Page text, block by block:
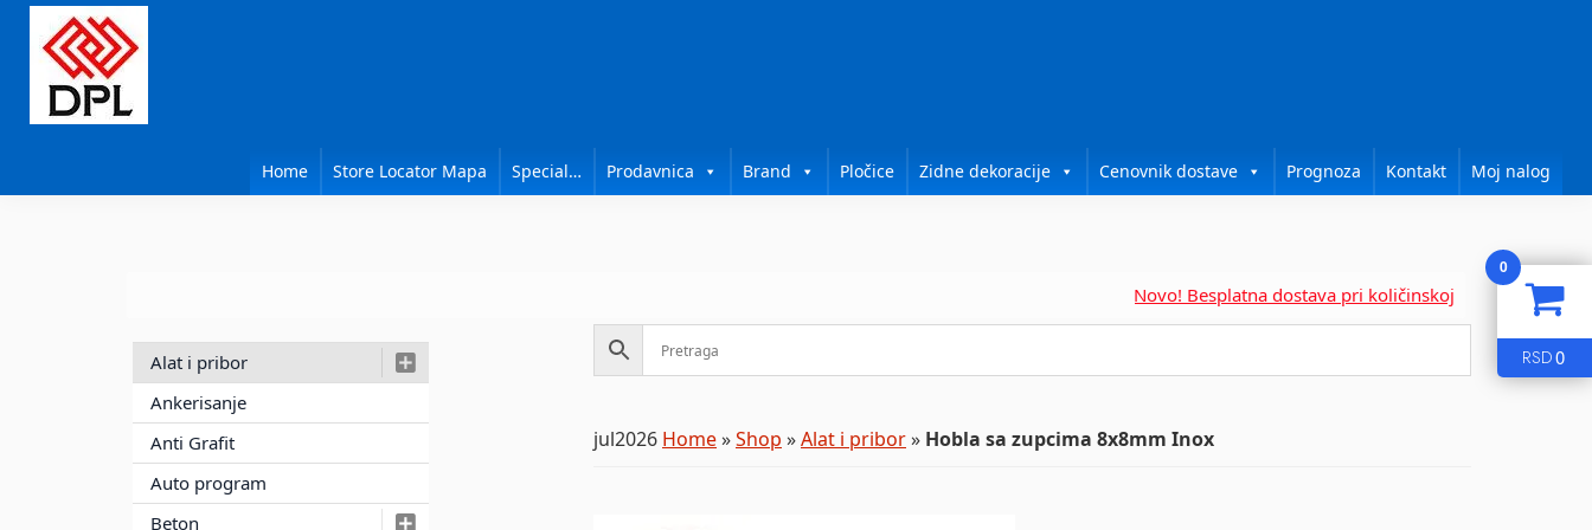
primary
navigation
main
content
primary
sidebar
Mapei
Home Store Locator Mapa Special… Prodavnica Brand Pločice Zidne dekoracije Cenovnik dostave Prognoza Kontakt Moj nalog
Novo! Besplatna dostava pri količinskoj kupovini za....
jul2026 Home»Shop »Alat i pribor» Hobla sa zupcima 8x8mm Inox
Primary
Sidebar
Alat i pribor
Ankerisanje
Anti Grafit
Auto program
Beton
0
RSD0